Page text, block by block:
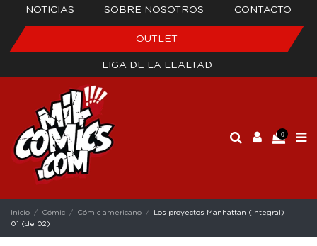
NOTICIAS SOBRE NOSOTROS CONTACTO
OUTLET
LIGA DE LA LEALTAD
0
Inicio Cómic Cómic americano
Los proyectos Manhattan (Integral)
01 (de 02)